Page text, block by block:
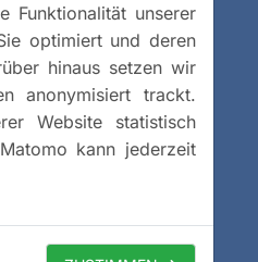
Funktionalität unserer
optimiert und deren
hinaus setzen wir
anonymisiert trackt.
Website statistisch
kann jederzeit